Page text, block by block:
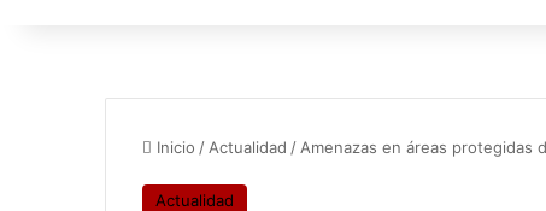
Inicio / Actualidad / Amenazas en áreas protegidas
Actualidad